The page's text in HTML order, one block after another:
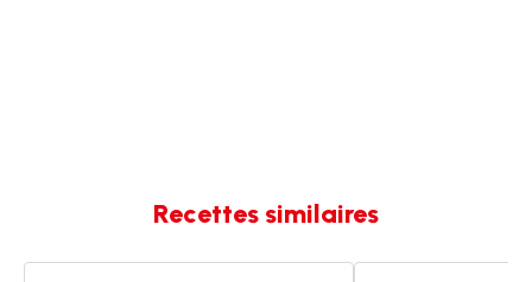
Recettes similaires